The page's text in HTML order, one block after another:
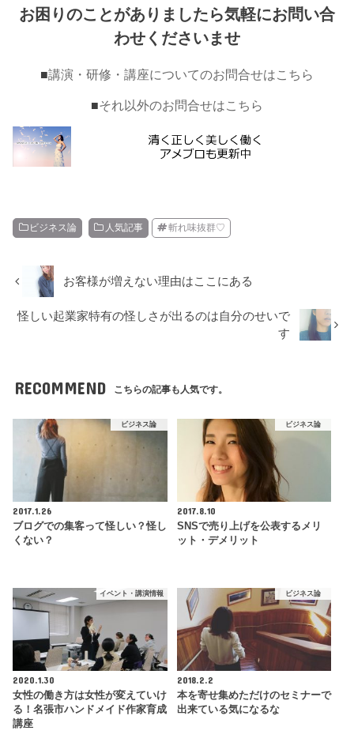
お困りのことがありましたら気軽にお問い合
わせくださいませ
■講演・研修・講座についてのお問合せはこちら
■それ以外のお問合せはこちら
ビジネス論 人気記事 斬れ味抜群♡
お客様が増えない理由はここにある
怪しい起業家特有の怪しさが出るのは自分のせいで
す
RECOMMEND こちらの記事も人気です。
ビジネス論
2017.1.26
ブログでの集客って怪しい？怪し
くない？
ビジネス論
2017.8.10
SNSで売り上げを公表するメリ
ット・デメリット
イベント・講演情報
2020.1.30
女性の働き方は女性が変えていけ
る！名張市ハンドメイド作家育成
講座
ビジネス論
2018.2.2
本を寄せ集めただけのセミナーで
出来ている気になるな